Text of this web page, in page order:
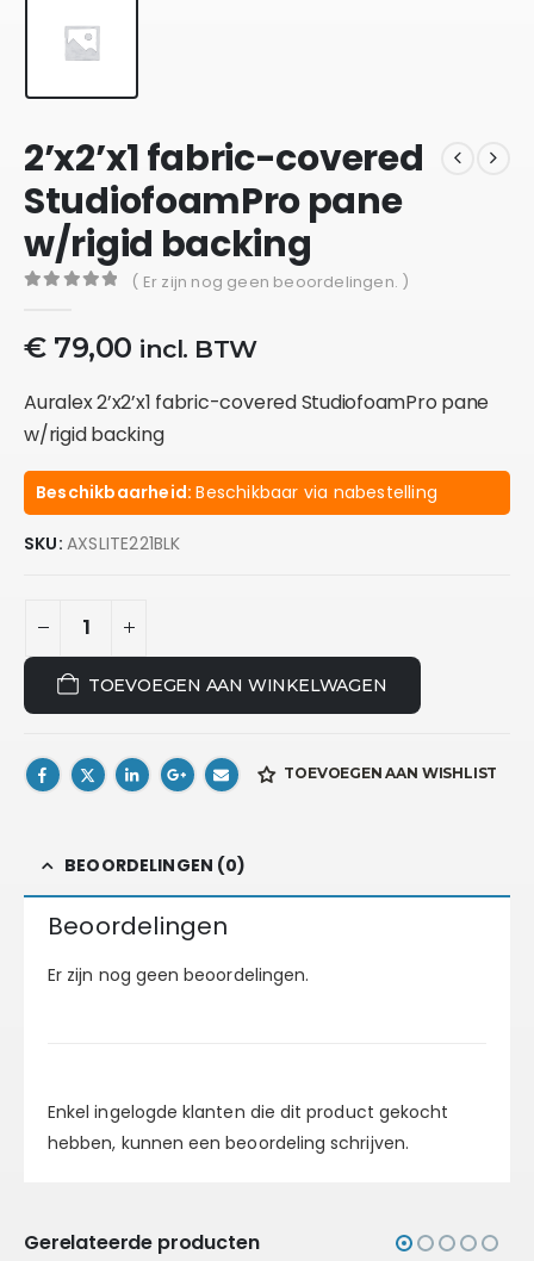
2’x2’x1 fabric-covered
StudiofoamPro pane
w/rigid backing
( Er zijn nog geen beoordelingen. )
€79,00 incl. BTW
Auralex 2’x2’x1 fabric-covered StudiofoamPro pane
w/rigid backing
Beschikbaarheid:Beschikbaar via nabestelling
SKU: AXSLITE221BLK
TOEVOEGEN AAN WINKELWAGEN
TOEVOEGEN AAN WISHLIST
BEOORDELINGEN (0)
Beoordelingen
Er zijn nog geen beoordelingen.
Enkel ingelogde klanten die dit product gekocht
hebben, kunnen een beoordeling schrijven.
Gerelateerde producten